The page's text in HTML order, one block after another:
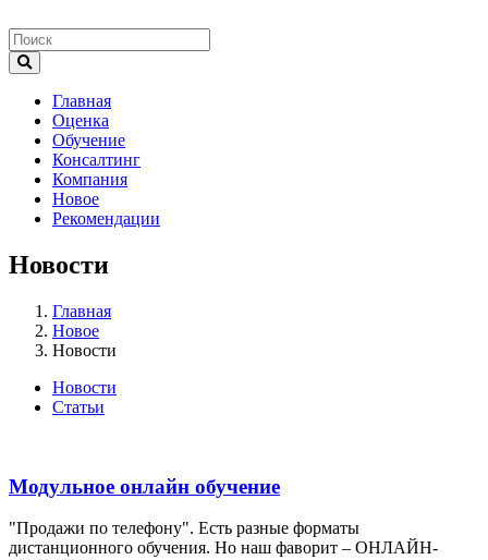
Главная
Оценка
Обучение
Консалтинг
Компания
Новое
Рекомендации
Новости
Главная
Новое
Новости
Новости
Статьи
Модульное онлайн обучение
"Продажи по телефону". Есть разные форматы
дистанционного обучения. Но наш фаворит – ОНЛАЙН-